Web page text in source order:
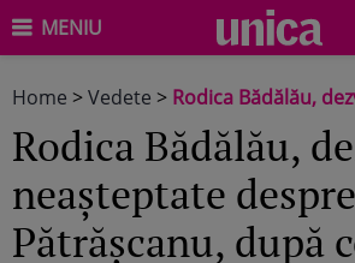
MENIU
Home >Vedete > Rodica Bădălău, dezvăluiri neașteptate despre Claudia Pătrășcanu, după ce a dat-o în
Rodica Bădălău,
neașteptate
Pătrășcanu, după